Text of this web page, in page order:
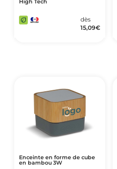
High Tech
dès
15,09€
Enceinte en forme de cube
en bambou 3W